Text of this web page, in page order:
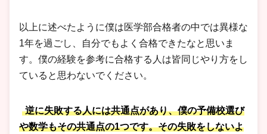
以上に述べたように僕は医学部合格者の中では異様な
1年を過ごし、自分でもよく合格できたなと思いま
す。僕の経験を参考に合格する人は皆同じやり方をし
ていると思わないでください。
逆に失敗する人には共通点があり、僕の予備校選び
や数学もその共通点の1つです。その失敗をしないよ